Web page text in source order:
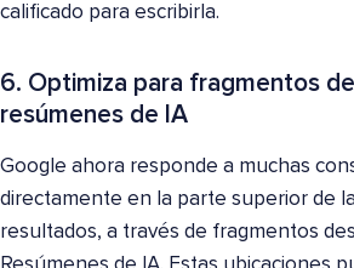
calificado para escribirla.
6. Optimiza para fragmentos
resúmenes de IA
Google ahora responde a muchas
directamente en la parte superior de
resultados, a través de fragmentos